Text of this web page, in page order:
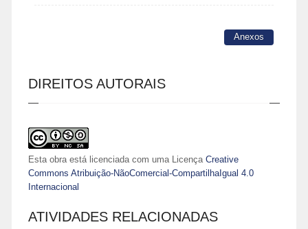
Anexos
DIREITOS AUTORAIS
Esta obra está licenciada com uma LicençaCreative
Commons Atribuição-NãoComercial-CompartilhaIgual 4.0
Internacional
ATIVIDADES RELACIONADAS